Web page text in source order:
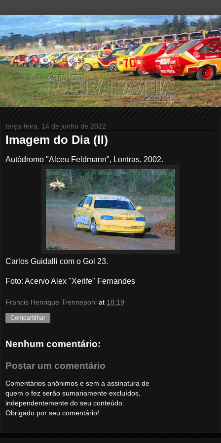
terça-feira, 14 de junho de 2022
Imagem do Dia (II)
Autódromo "Alceu Feldmann", Lontras, 2002.
Carlos Guidalli com o Gol 23.
Foto: Acervo Alex "Xerife" Fernandes
Francis Henrique Trennepohl at 18:19
Compartilhar
Nenhum comentário:
Postar um comentário
Comentários anônimos e sem a assinatura de
quem o fez serão sumariamente excluídos,
independentemente do seu conteúdo.
Obrigado por seu comentário!